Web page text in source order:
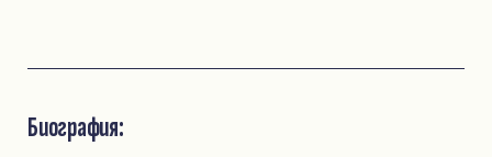
Биография: